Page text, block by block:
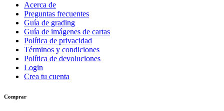
Acerca de
Preguntas frecuentes
Guía de grading
Guía de imágenes de cartas
Política de privacidad
Términos y condiciones
Política de devoluciones
Login
Crea tu cuenta
Comprar